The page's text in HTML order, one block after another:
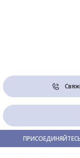
ПРИСОЕДИНЯЙТЕСЬ